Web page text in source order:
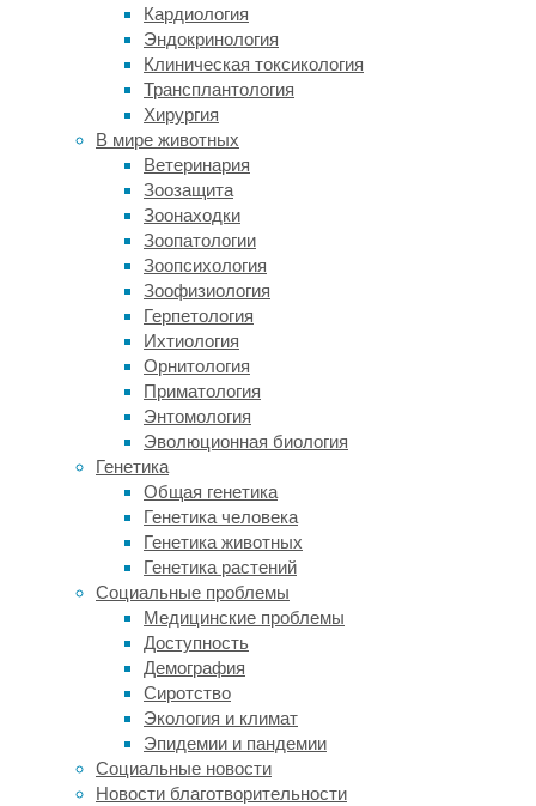
Кардиология
Эндокринология
Клиническая токсикология
Трансплантология
Хирургия
В мире животных
Ветеринария
Зоозащита
Зоонаходки
Зоопатологии
Зоопсихология
Зоофизиология
Герпетология
Ихтиология
Орнитология
Приматология
Энтомология
Эволюционная биология
Генетика
Общая генетика
Генетика человека
Генетика животных
Генетика растений
Социальные проблемы
Медицинские проблемы
Доступность
Демография
Сиротство
Экология и климат
Эпидемии и пандемии
Социальные новости
Новости благотворительности
регулируемой
температурой,
которую
меняли
от
градуса
Цельсия.
чистоты
эксперимента
всем
выдали
одинаковую
одежду
—
рубашки,
шорты
юбки
и
носки.
каждом
температурном
режиме
участников
опрашивали,
насколько